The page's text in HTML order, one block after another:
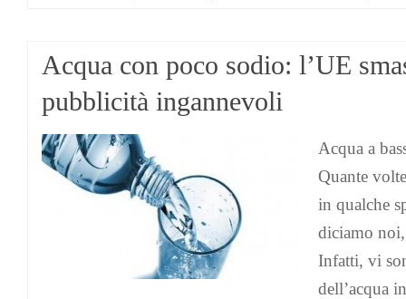
Acqua con poco sodio: l’UE
pubblicità ingannevoli
Acqua a
Quante
in qualche
diciamo
Infatti, vi
dell’acqua